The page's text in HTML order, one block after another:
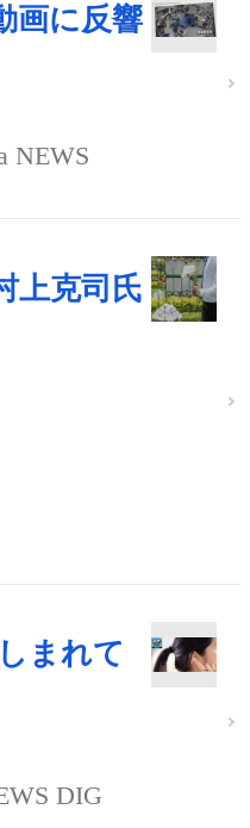
画に反響
NEWS
上克司氏
まれて
DIG